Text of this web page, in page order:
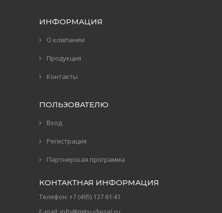
ИНФОРМАЦИЯ
О компании
Продукция
Контакты
ПОЛЬЗОВАТЕЛЮ
Вход
Регистрация
Партнерская программа
КОНТАКТНАЯ ИНФОРМАЦИЯ
Телефон: +7 (495) 137 61 41